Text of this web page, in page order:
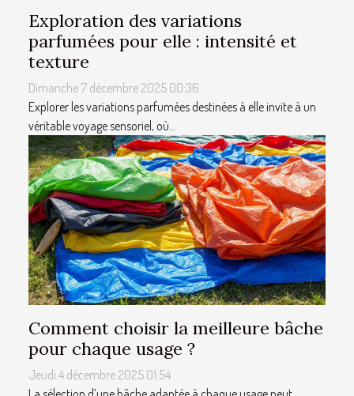
Exploration des variations
parfumées pour elle : intensité et
texture
Dimanche 7 décembre 2025 00:36
Explorer les variations parfumées destinées à elle invite à un
véritable voyage sensoriel, où...
Comment choisir la meilleure bâche
pour chaque usage ?
Jeudi 4 décembre 2025 01:54